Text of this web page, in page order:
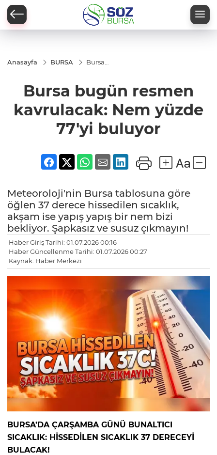
Anasayfa BURSA
Bursa
kavrulacak:
Nem
yüzde 77'yi
buluyor
Bursa bugün resmen
kavrulacak: Nem yüzde
77'yi buluyor
Meteoroloji'nin Bursa tablosuna göre
öğlen 37 derece hissedilen sıcaklık,
akşam ise yapış yapış bir nem bizi
bekliyor. Şapkasız ve susuz çıkmayın!
Haber Giriş Tarihi: 01.07.2026 00:16
Haber Güncellenme Tarihi: 01.07.2026 00:27
Kaynak: Haber Merkezi
BURSA’DA ÇARŞAMBA GÜNÜ BUNALTICI
SICAKLIK: HİSSEDİLEN SICAKLIK 37 DERECEYİ
BULACAK!